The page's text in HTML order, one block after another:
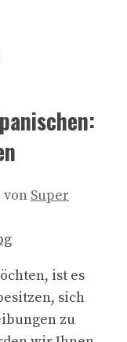
von Super
ist es
sich
zu